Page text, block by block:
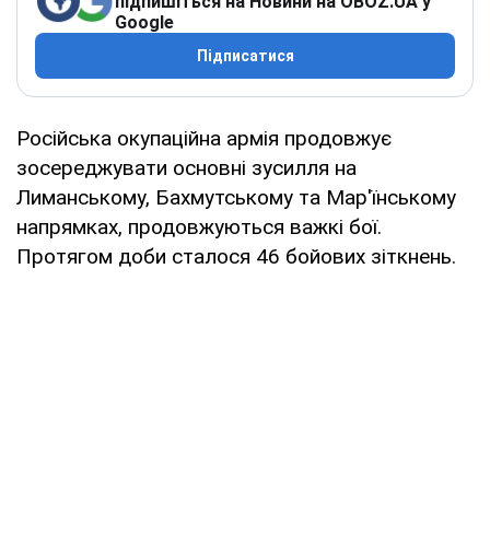
Google
Підписатися
Російська окупаційна армія продовжує
зосереджувати основні зусилля на
Лиманському, Бахмутському та Мар'їнському
напрямках, продовжуються важкі бої.
Протягом доби сталося 46 бойових зіткнень.